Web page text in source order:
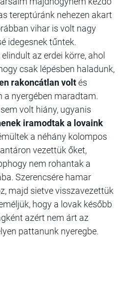
tereptúránk nehezen akart
vihar is volt nagy
idegesnek tűntek.
az erdei körre, ahol
csak lépésben haladunk,
rakoncátlan voltés
a nyergében maradtam.
volt hiány, ugyanis
iramodtak a lovaink
a néhány kolompos
vezettük őket,
nem rohantak a
Szerencsére hamar
majd sietve visszavezettük
hogy a lovak később
azért nem árt az
pattanunk nyeregbe.